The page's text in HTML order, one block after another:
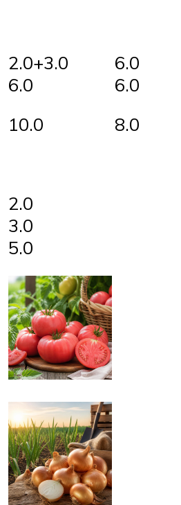
2.0+3.0
6.0
10.0
6.0
6.0
8.0
2.0
3.0
5.0